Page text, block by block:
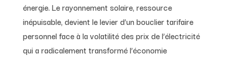
énergie. Le rayonnement solaire, ressource
inépuisable, devient le levier d’un bouclier tarifaire
personnel face à la volatilité des prix de l’électricité
qui a radicalement transformé l’économie